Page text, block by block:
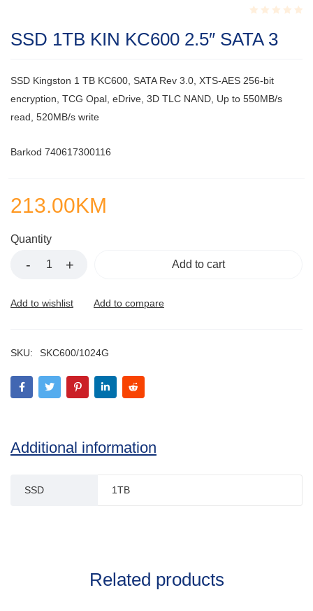
0.001
SSD 1TB KIN KC600 2.5″ SATA 3
SSD Kingston 1 TB KC600, SATA Rev 3.0, XTS-AES 256-bit
encryption, TCG Opal, eDrive, 3D TLC NAND, Up to 550MB/s
read, 520MB/s write
Barkod 740617300116
213.00KM
Quantity
Add to cart
SKU: SKC600/1024G
Additional information
SSD 1TB
Related products